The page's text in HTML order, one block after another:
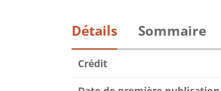
Détails Sommaire
Crédit